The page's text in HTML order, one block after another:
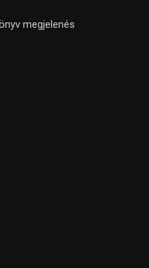
megjelenés